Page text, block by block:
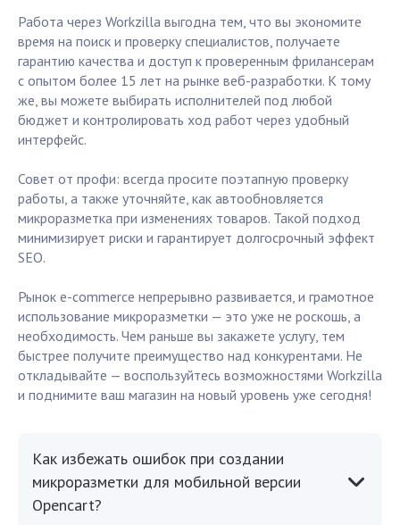
Работа через Workzilla выгодна тем, что вы экономите
время на поиск и проверку специалистов, получаете
гарантию качества и доступ к проверенным фрилансерам
с опытом более 15 лет на рынке веб-разработки. К тому
же, вы можете выбирать исполнителей под любой
бюджет и контролировать ход работ через удобный
интерфейс.
Совет от профи: всегда просите поэтапную проверку
работы, а также уточняйте, как автообновляется
микроразметка при изменениях товаров. Такой подход
минимизирует риски и гарантирует долгосрочный эффект
SEO.
Рынок e-commerce непрерывно развивается, и грамотное
использование микроразметки — это уже не роскошь, а
необходимость. Чем раньше вы закажете услугу, тем
быстрее получите преимущество над конкурентами. Не
откладывайте — воспользуйтесь возможностями Workzilla
и поднимите ваш магазин на новый уровень уже сегодня!
Как избежать ошибок при создании
микроразметки для мобильной версии
Opencart?